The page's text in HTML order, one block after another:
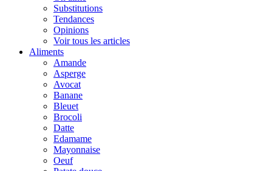
Substitutions
Tendances
Opinions
Voir tous les articles
Aliments
Amande
Asperge
Avocat
Banane
Bleuet
Brocoli
Datte
Edamame
Mayonnaise
Oeuf